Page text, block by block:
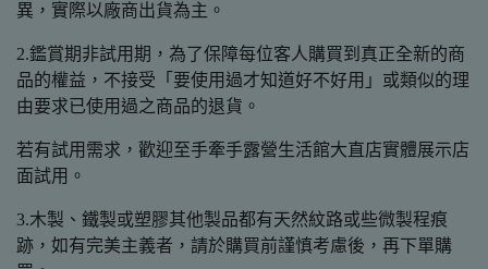
異，實際以廠商出貨為主。
2.鑑賞期非試用期，為了保障每位客人購買到真正全新的商
品的權益，不接受「要使用過才知道好不好用」或類似的理
由要求已使用過之商品的退貨。
若有試用需求，歡迎至手牽手露營生活館大直店實體展示店
面試用。
3.木製、鐵製或塑膠其他製品都有天然紋路或些微製程痕
跡，如有完美主義者，請於購買前謹慎考慮後，再下單購